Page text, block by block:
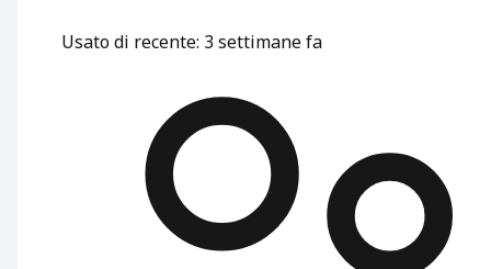
Usato di recente: 3 settimane fa